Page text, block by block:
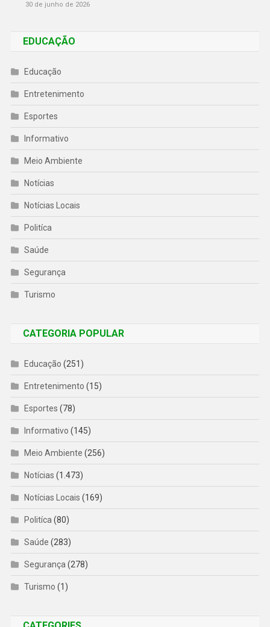
30 de junho de 2026
EDUCAÇÃO
Educação
Entretenimento
Esportes
Informativo
Meio Ambiente
Notícias
Notícias Locais
Politíca
Saúde
Segurança
Turismo
CATEGORIA POPULAR
Educação (251)
Entretenimento (15)
Esportes (78)
Informativo (145)
Meio Ambiente (256)
Notícias (1.473)
Notícias Locais (169)
Politíca(80)
Saúde (283)
Segurança(278)
Turismo (1)